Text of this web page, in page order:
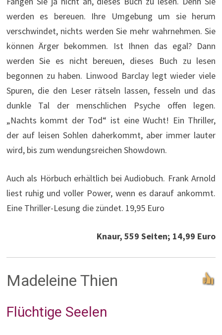
werden es bereuen. Ihre Umgebung um sie herum
verschwindet, nichts werden Sie mehr wahrnehmen. Sie
können Ärger bekommen. Ist Ihnen das egal? Dann
werden Sie es nicht bereuen, dieses Buch zu lesen
begonnen zu haben. Linwood Barclay legt wieder viele
Spuren, die den Leser rätseln lassen, fesseln und das
dunkle Tal der menschlichen Psyche offen legen.
„Nachts kommt der Tod“ ist eine Wucht! Ein Thriller,
der auf leisen Sohlen daherkommt, aber immer lauter
wird, bis zum wendungsreichen Showdown.
Auch als Hörbuch erhältlich bei Audiobuch. Frank Arnold
liest ruhig und voller Power, wenn es darauf ankommt.
Eine Thriller-Lesung die zündet. 19,95 Euro
Knaur, 559 Seiten; 14,99 Euro
Madeleine Thien
Flüchtige Seelen